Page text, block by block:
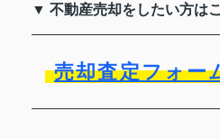
▼ 不動産売却をしたい方は
売却査定フォー